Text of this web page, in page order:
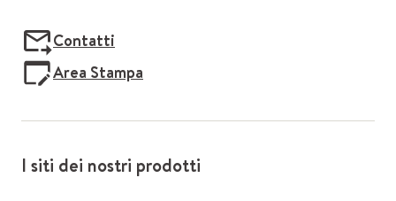
Contatti
Area Stampa
I siti dei nostri prodotti